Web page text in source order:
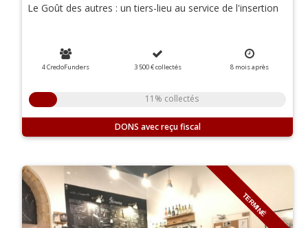
Le Goût des autres : un tiers-lieu au service de l'insertion
4 CredoFunders 3 500 €collectés 8moisaprès
11% collectés
DONS
TERMINÉ